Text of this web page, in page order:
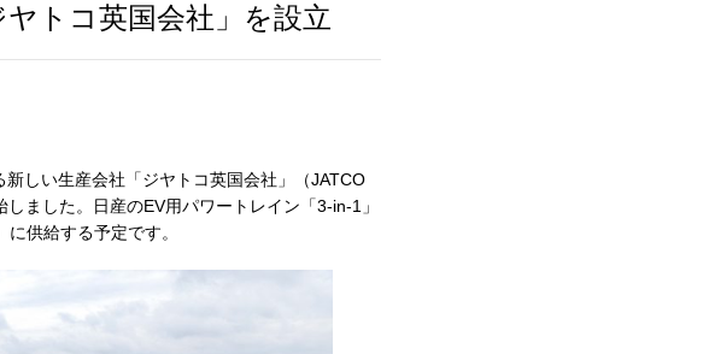
トコ英国会社」を設立
しい生産会社「ジヤトコ英国会社」（JATCO
ました。日産のEV用パワートレイン「3-in-1」
供給する予定です。